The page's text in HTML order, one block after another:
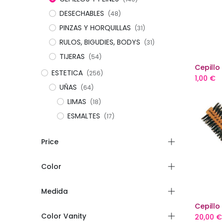
DESECHABLES (48)
PINZAS Y HORQUILLAS (31)
RULOS, BIGUDIES, BODYS (31)
TIJERAS (54)
ESTETICA (256)
UÑAS (64)
LIMAS (18)
ESMALTES (17)
Price
Color
Medida
Color Vanity
1,00 €
20,00 €